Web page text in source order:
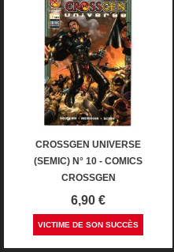
CROSSGEN UNIVERSE
(SEMIC) N° 10 - COMICS
CROSSGEN
Prix
6,90 €
VICTIME DE SON SUCCÈS